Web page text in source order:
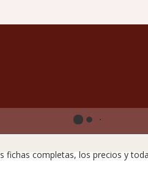
no revelan todos sus
fichas completas, los precios y